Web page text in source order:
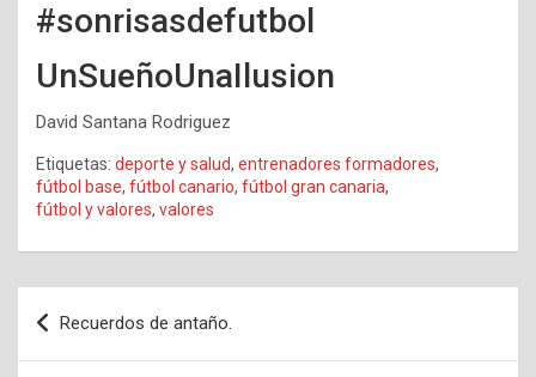
#sonrisasdefutbol
UnSueñoUnaIlusion
David Santana Rodriguez
Etiquetas: deporte y salud, entrenadores formadores,
fútbol base, fútbol canario, fútbol gran canaria,
fútbol y valores, valores
Navegación
de
Recuerdos de antaño.